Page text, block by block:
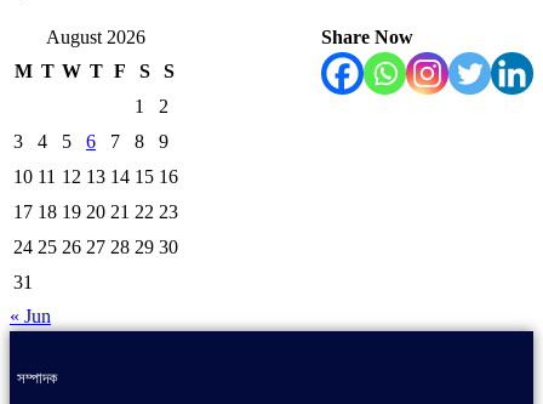
Share Now
August 2026
M T W T F S
S
1
2
3
4 5 6 7 8
9
10 11 12 13 14 15 16
17 18 19 20 21 22 23
24 25 26 27 28 29 30
31
« Jun
সম্পাদক